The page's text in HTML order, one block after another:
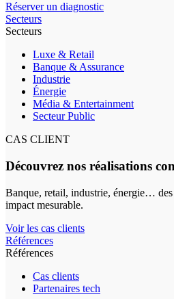
Réserver un diagnostic
Secteurs
Secteurs
Luxe & Retail
Banque & Assurance
Industrie
Énergie
Média & Entertainment
Secteur Public
CAS CLIENT
Découvrez nos réalisations
Banque, retail, industrie, énergie…
impact mesurable.
Voir les cas clients
Références
Références
Cas clients
Partenaires tech